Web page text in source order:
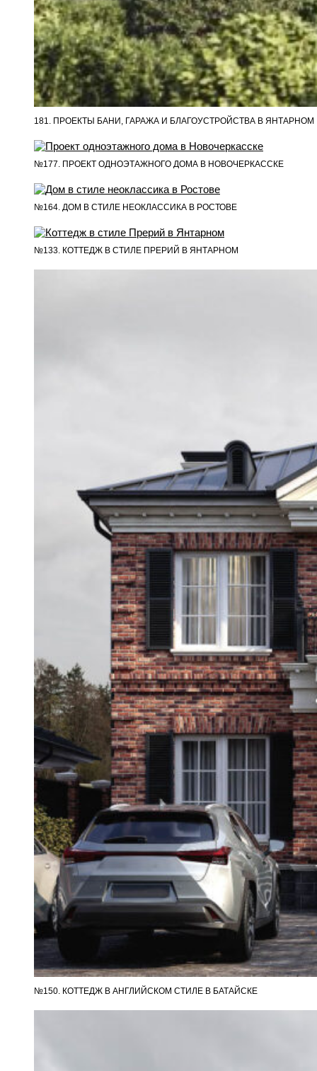
181. ПРОЕКТЫ БАНИ, ГАРАЖА И БЛАГОУСТРОЙСТВА В ЯНТАРНОМ
№177. ПРОЕКТ ОДНОЭТАЖНОГО ДОМА В НОВОЧЕРКАССКЕ
№164. ДОМ В СТИЛЕ НЕОКЛАССИКА В РОСТОВЕ
№133. КОТТЕДЖ В СТИЛЕ ПРЕРИЙ В ЯНТАРНОМ
№150. КОТТЕДЖ В АНГЛИЙСКОМ СТИЛЕ В БАТАЙСКЕ